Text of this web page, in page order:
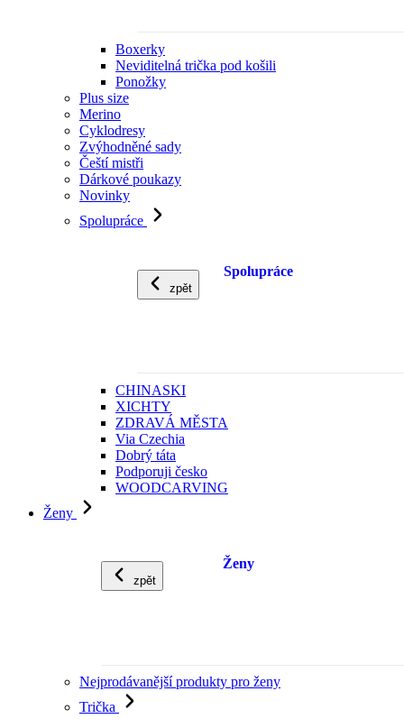
Boxerky
Neviditelná trička pod košili
Ponožky
Plus size
Merino
Cyklodresy
Zvýhodněné sady
Čeští mistři
Dárkové poukazy
Novinky
Spolupráce
zpět
Spolupráce
CHINASKI
XICHTY
ZDRAVÁ MĚSTA
Via Czechia
Dobrý táta
Podporuji česko
WOODCARVING
Ženy
zpět
Ženy
Nejprodávanější produkty pro ženy
Trička